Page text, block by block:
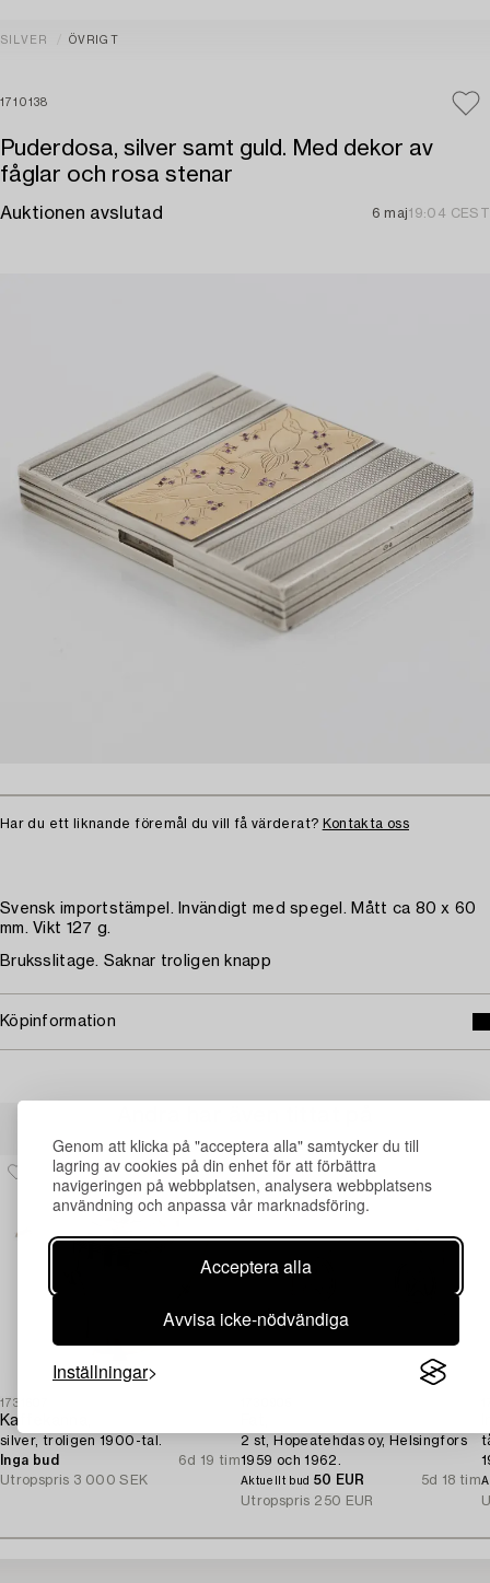
Genom att klicka på "acceptera alla" samtycker du till
lagring av cookies på din enhet för att förbättra
navigeringen på webbplatsen, analysera webbplatsens
användning och anpassa vår marknadsföring.
Acceptera alla
Avvisa icke-nödvändiga
Inställningar
SILVER ÖVRIGT
1710138
Puderdosa, silver samt guld. Med dekor av
fåglar och rosa stenar
Auktionen avslutad 6 maj19:04 CEST
Har du ett liknande föremål du vill få värderat? Kontakta oss
Svensk importstämpel. Invändigt med spegel. Mått ca 80 x 60
mm. Vikt 127 g.
Bruksslitage. Saknar troligen knapp
Köpinformation
1731607
Kaffekanna,
silver, troligen 1900-tal.
Inga bud
6d 19 tim
Utropspris 3 000 SEK
2 st, Hopeatehdas oy, Helsingfors
1959 och 1962.
Aktuellt bud 50 EUR
5d 18 tim
Utropspris 250 EUR